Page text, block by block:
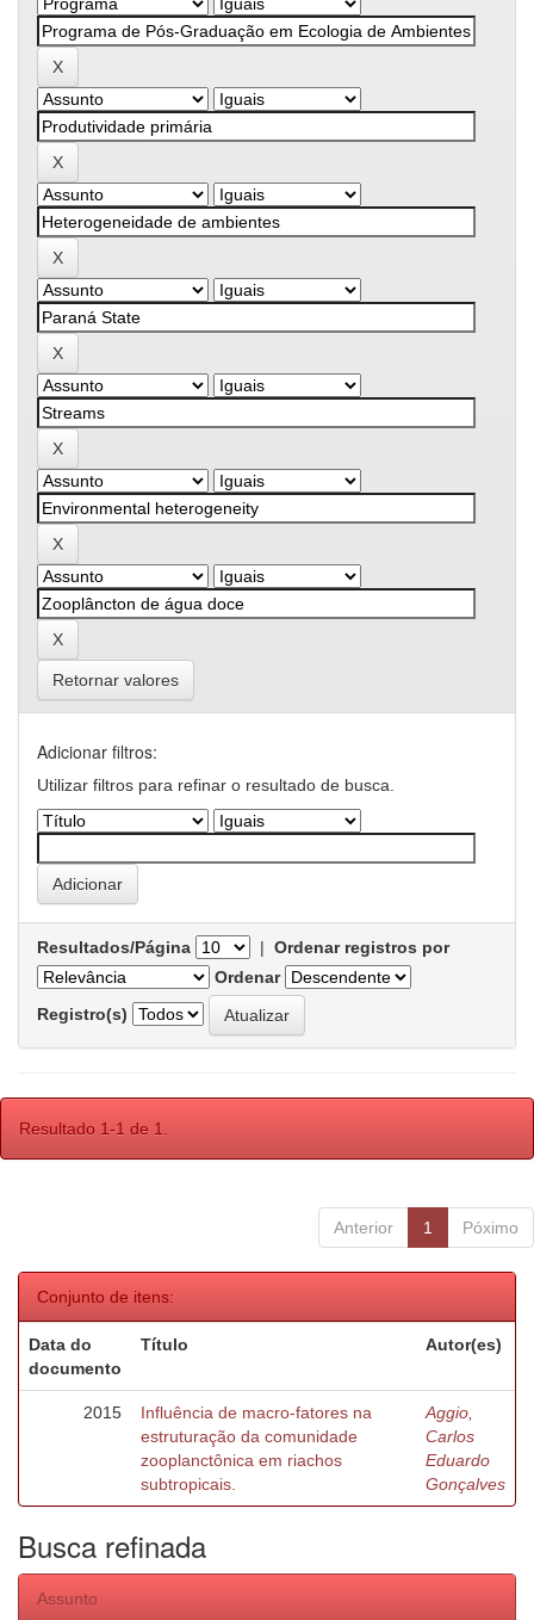
Retornar valores
Adicionar filtros:
Utilizar filtros para refinar o resultado de busca.
Resultados/Página | Ordenar registros por
Ordenar
Registro(s)
Resultado 1-1 de 1.
Anterior 1 Póximo
Conjunto de itens:
Data do
documento
Título Autor(es)
2015
Influência de macro-fatores na
estruturação da comunidade
zooplanctônica em riachos
subtropicais.
Aggio,
Carlos
Eduardo
Gonçalves
Busca refinada
Assunto